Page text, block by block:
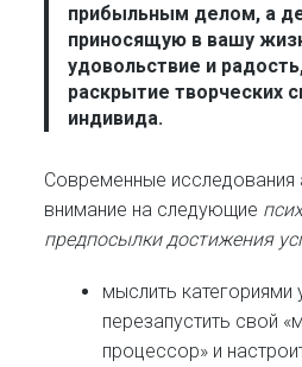
прибыльным делом, а
приносящую в вашу
удовольствие и
раскрытие творческих
индивида.
Современные исследования
внимание на следующие
предпосылки достижения
мыслить категориями
перезапустить свой
процессор» и